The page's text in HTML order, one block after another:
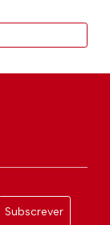
Subscrever